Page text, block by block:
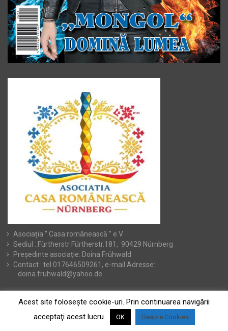
Asociația ” Casa românească ” e.V
Sediul : Fürtherstr Fürtherstr.181, 90429 Nürnberg
Președinte asociație: Doina Frühwald
Contact : tel.017646509261, e-mail Adresse:
doina.fruhwald@yahoo.de
Acest site foloseşte cookie-uri. Prin continuarea navigării
acceptaţi acest lucru.
OK Despre Cookies